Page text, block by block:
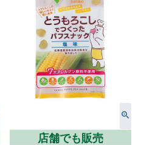
店舗でも販売